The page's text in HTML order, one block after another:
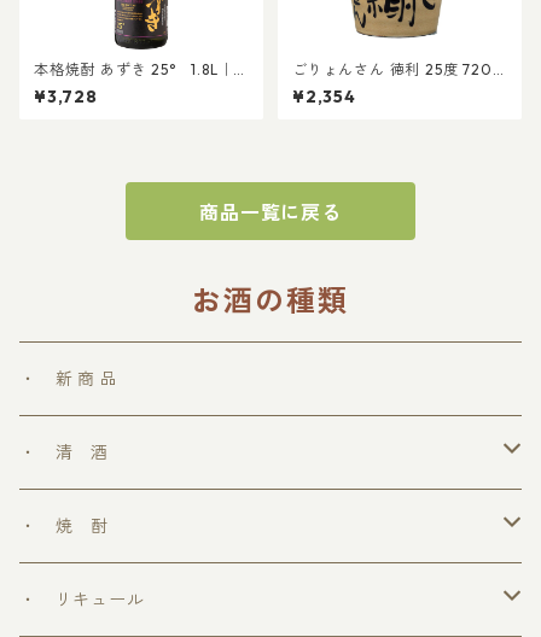
本格焼酎 あずき 25° 1.8L｜
晩酌 家のみ 贈答 お歳暮 プレ
ゼント 還暦祝 催事
¥3,728
ごりょんさん 徳利 25度 720m
l｜贈答 お歳暮 プレゼント 晩
酌 徳利 父の日
¥2,354
商品一覧に戻る
お酒の種類
・ 新 商 品
・ 清 酒
勝鷹
・ 焼 酎
＞ めちゃうまシリーズ
・ リキュール